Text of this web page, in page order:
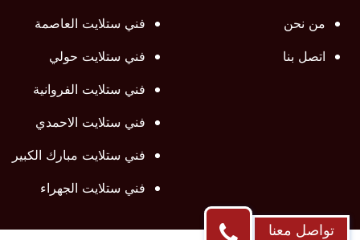
من نحن
اتصل بنا
فني ستلايت العاصمة
فني ستلايت حولي
فني ستلايت الفروانية
فني ستلايت الاحمدي
فني ستلايت مبارك الكبير
فني ستلايت الجهراء
تواصل معنا